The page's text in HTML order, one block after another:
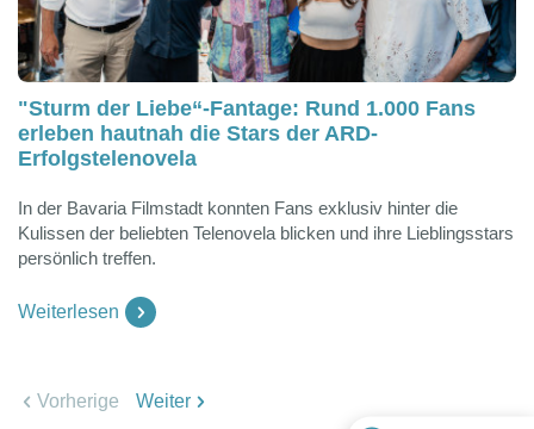
"Sturm der Liebe“-Fantage: Rund 1.000 Fans
erleben hautnah die Stars der ARD-
Erfolgstelenovela
In der Bavaria Filmstadt konnten Fans exklusiv hinter die
Kulissen der beliebten Telenovela blicken und ihre Lieblingsstars
persönlich treffen.
Weiterlesen
Vorherige Weiter